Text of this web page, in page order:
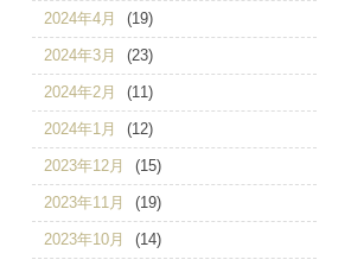
2024年4月 (19)
2024年3月 (23)
2024年2月 (11)
2024年1月 (12)
2023年12月 (15)
2023年11月 (19)
2023年10月 (14)